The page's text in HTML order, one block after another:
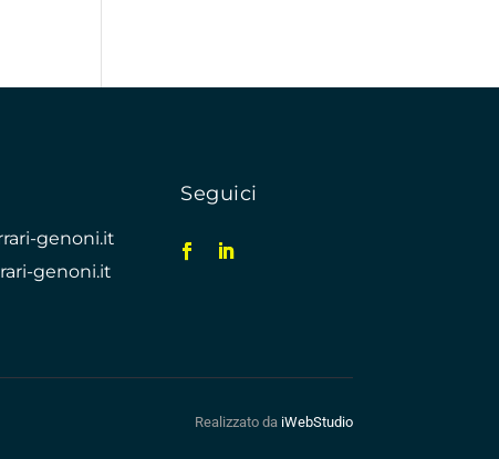
genoni.it
genoni.it
Seguici
Realizzato da iWebStudio